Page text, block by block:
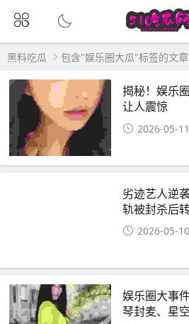
黑料吃瓜 包含"娱乐圈大瓜"标签的文章
揭秘！娱乐
让人震惊
2026-05-11
劣迹艺人逆
轨被封杀后
2026-05-10
娱乐圈大事
琴封麦、星